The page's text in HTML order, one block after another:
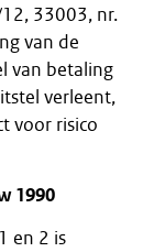
33003, nr.
van de
van betaling
verleent,
voor risico
1990
en 2 is